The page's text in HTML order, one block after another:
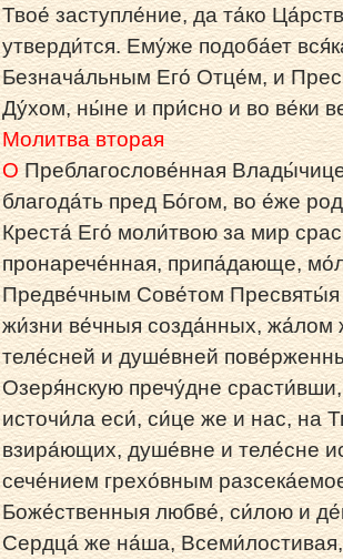
Твое́ заступле́ние, да та́ко
утверди́тся. Ему́же подоба́ет
Безнача́льным Его́ Отце́м, и
Ду́хом, ны́не и при́сно и во ве́ки
Молитва вторая
ОПреблагослове́нная
благода́ть пред Бо́гом, во е́же
Креста́ Его́ моли́твою за мир
пронарече́нная, припа́дающе,
Предве́чным Сове́том
жи́зни ве́чныя созда́нных, жа́лом
теле́сней и душе́вней
Озеря́нскую пречу́дне
источи́ла еси́, си́це же и нас, на
взира́ющих, душе́вне и теле́сне
сече́нием грехо́вным
Боже́ственныя любве́, си́лою и
Сердца́ же на́ша,